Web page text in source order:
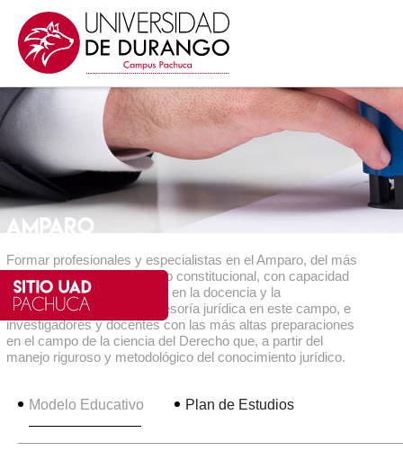
Formar profesionales y especialistas en el Amparo, del más
alto nivel en el área del juicio constitucional, con capacidad
para desarrollar actividades en la docencia y la
investigación, así como asesoría jurídica en este campo, e
investigadores y docentes con las más altas preparaciones
en el campo de la ciencia del Derecho que, a partir del
manejo riguroso y metodológico del conocimiento jurídico.
Modelo Educativo Plan de Estudios